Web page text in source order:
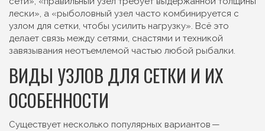
лески», а «рыболовный узел часто комбинируется с
узлом для сетки, чтобы усилить нагрузку». Всё это
делает связь между сетями, снастями и техникой
завязывания неотъемлемой частью любой рыбалки.
ВИДЫ УЗЛОВ ДЛЯ СЕТКИ И ИХ
ОСОБЕННОСТИ
Существует несколько популярных вариантов —